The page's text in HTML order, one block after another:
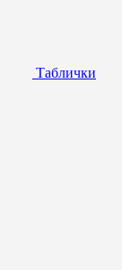
Таблички